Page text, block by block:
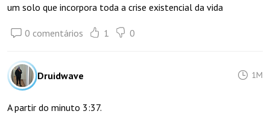
um solo que incorpora toda a crise existencial da vida
0 comentários 1 0
Druidwave 1M
A partir do minuto 3:37.